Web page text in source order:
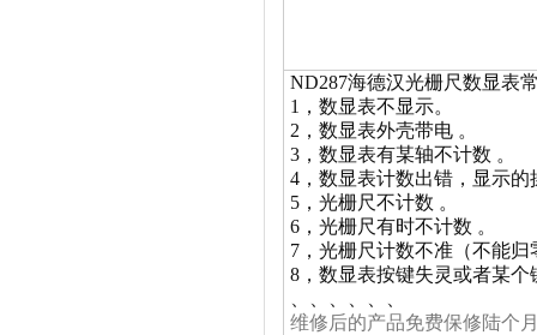
ND287海德汉光栅尺数显表
1，数显表不显示。
2，数显表外壳带电 。
3，数显表有某轴不计数 。
4，数显表计数出错，显示
5，光栅尺不计数 。
6，光栅尺有时不计数 。
7，光栅尺计数不准（不能归
8，数显表按键失灵或者某个
维修后的产品免费保修陆个